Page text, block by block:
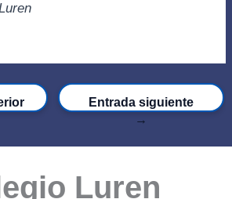
Entrada siguiente
→
Luren